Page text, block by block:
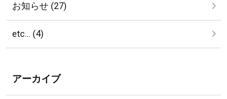
お知らせ (27)
etc… (4)
アーカイブ